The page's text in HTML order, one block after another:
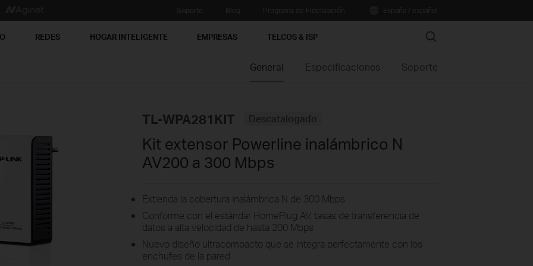
REDES HOGAR INTELIGENTE EMPRESAS TELCOS & ISP Search
General Especificaciones Soporte
TL-WPA281KIT Descatalogado
Kit extensor Powerline inalámbrico N
AV200 a 300 Mbps
Extienda la cobertura inalámbrica N de 300 Mbps
Conforme con el estándar HomePlug AV, tasas de transferencia de
datos a alta velocidad de hasta 200 Mbps
Nuevo diseño ultracompacto que se integra perfectamente con los
enchufes de la pared